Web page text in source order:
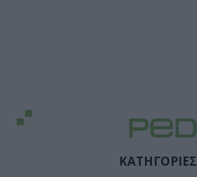
ΚΑΤΗΓΟΡΙΕΣ